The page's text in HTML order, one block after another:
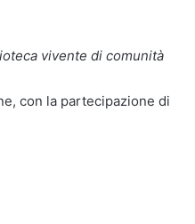
vivente di comunità
con la partecipazione di